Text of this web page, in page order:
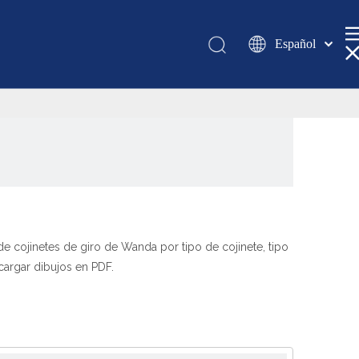
Español
românesc
Português
English
cojinetes de giro de Wanda por tipo de cojinete, tipo
dibujos en PDF.